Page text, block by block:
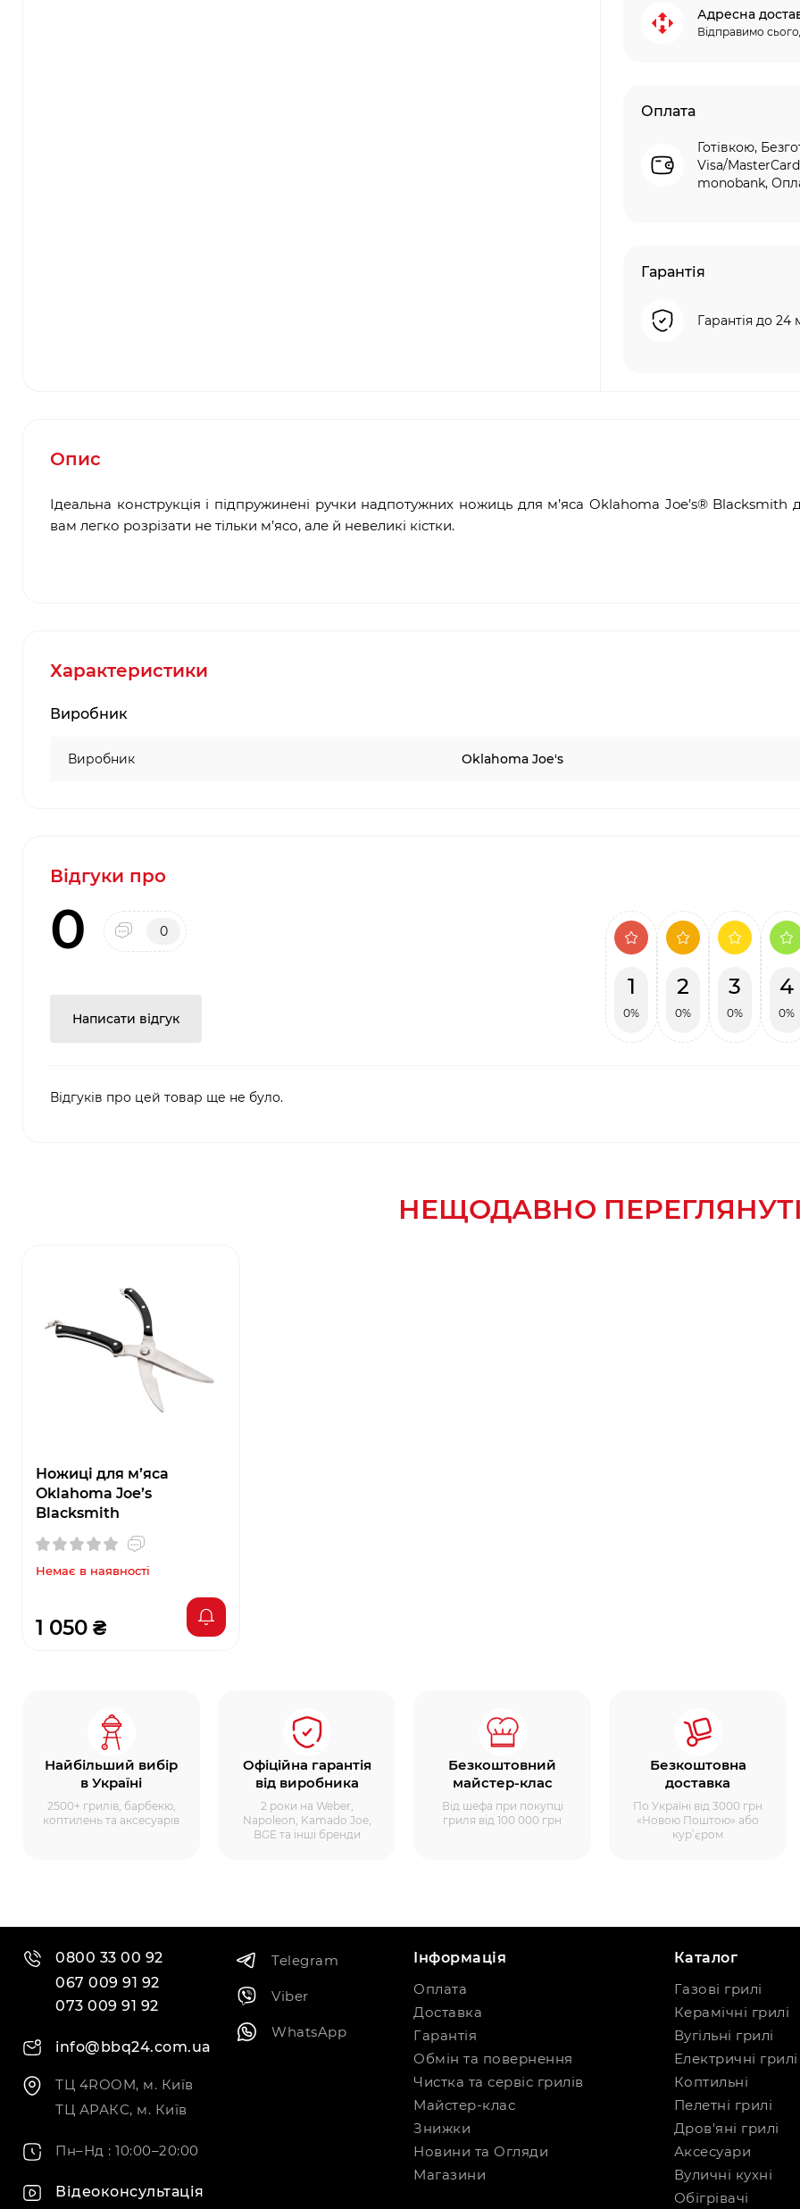
Адресна
Відправимо
Оплата
Готівкою,
Visa/
monobank,
Гарантія
Гарантія до 24
Опис
Ідеальна конструкція і підпружинені ручки надпотужних ножиць для м’яса Oklahoma Joe’s® Blacksmith
вам легко розрізати не тільки м’ясо, але й невеликі кістки.
Характеристики
Виробник
Виробник Oklahoma Joe's
Відгуки про
0 0
Написати відгук
1
0%
2
0%
3
0%
4
0%
Відгуків про цей товар ще не було.
НЕЩОДАВНО
Ножиці для м’яса
Oklahoma Joe’s
Blacksmith
Немає в наявності
1 050 ₴
Найбільший вибір
в Україні
2500+ грилів, барбекю,
коптилень та аксесуарів
Офіційна гарантія
від виробника
2 роки на Weber,
Napoleon, Kamado Joe,
BGE та інші бренди
Безкоштовний
майстер-клас
Від шефа при покупці
гриля від 100 000 грн
Безкоштовна
доставка
По Україні від 3000 грн
«Новою Поштою» або
кур’єром
0800 33 00 92
067 009 91 92
073 009 91 92
info@bbq24.com.ua
ТЦ 4ROOM, м. Київ
ТЦ АРАКС, м. Київ
Пн–Нд : 10:00–20:00
Відеоконсультація
Telegram
Viber
WhatsApp
Інформація
Оплата
Доставка
Гарантія
Обмін та повернення
Чистка та сервіс грилів
Майстер-клас
Знижки
Новини та Огляди
Магазини
Каталог
Газові грилі
Керамічні грилі
Вугільні грилі
Електричні грилі
Коптильні
Пелетні грилі
Дров'яні грилі
Аксесуари
Вуличні кухні
Обігрівачі